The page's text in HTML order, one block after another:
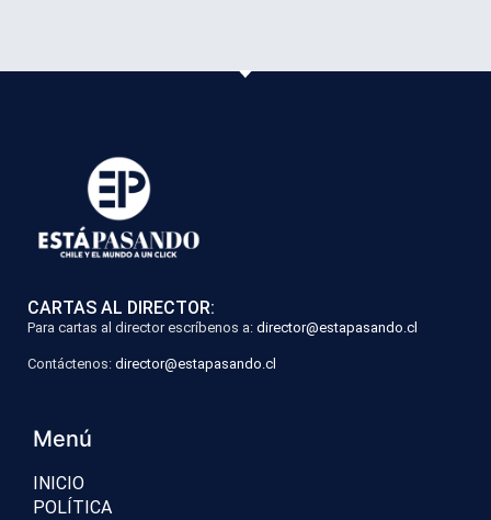
CARTAS AL DIRECTOR:
Para cartas al director escríbenos a: director@estapasando.cl
Contáctenos: director@estapasando.cl
Menú
INICIO
POLÍTICA